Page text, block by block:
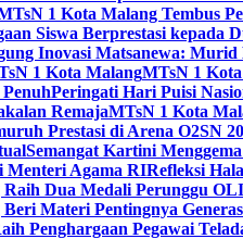
1 Kota Malang Tembus
Siswa Berprestasi kepada
Inovasi Matsanewa:
1 Kota MalangMTsN 1
Peringati Hari Puisi
RemajaMTsN 1 Kota
Prestasi di Arena O2SN
Semangat Kartini
Menteri Agama RIRefleksi
Dua Medali Perunggu
Materi Pentingnya
Penghargaan Pegawai